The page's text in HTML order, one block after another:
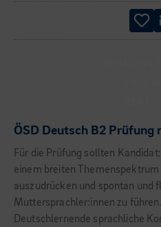
ÖSD Deutsch B2
Für die Prüfung sollten
einem breiten
auszudrücken und spontan und
Muttersprachler:innen zu
Deutschlernende sprachliche